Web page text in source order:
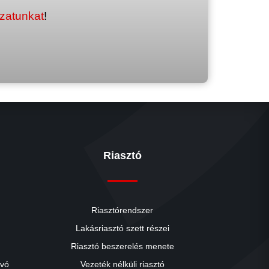
!
Riasztó
Riasztórendszer
Lakásriasztó szett részei
Riasztó beszerelés menete
Vezeték nélküli riasztó